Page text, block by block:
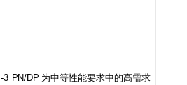
PN/DP 为中等性能要求中的高需求